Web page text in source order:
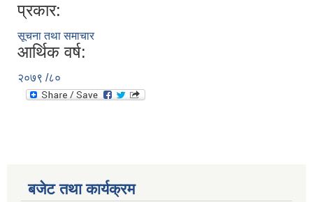
प्रकार:
सूचना तथा समाचार
आर्थिक वर्ष:
२०७९ /८०
बजेट तथा कार्यक्रम